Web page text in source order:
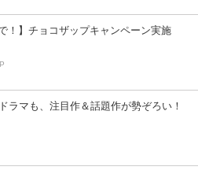
！】チョコザップキャンペーン実施
ラマも、注目作＆話題作が勢ぞろい！